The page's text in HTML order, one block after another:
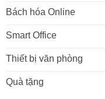
Bách hóa Online
Smart Office
Thiết bị văn phòng
Quà tặng